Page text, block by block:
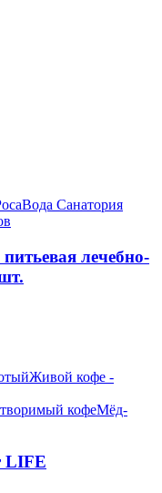
Вода Санатория
лечебно-
Живой кофе -
кофеМёд-
LIFE